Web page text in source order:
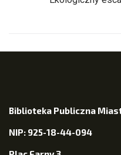
Biblioteka Publiczna
NIP: 925-18-44-094